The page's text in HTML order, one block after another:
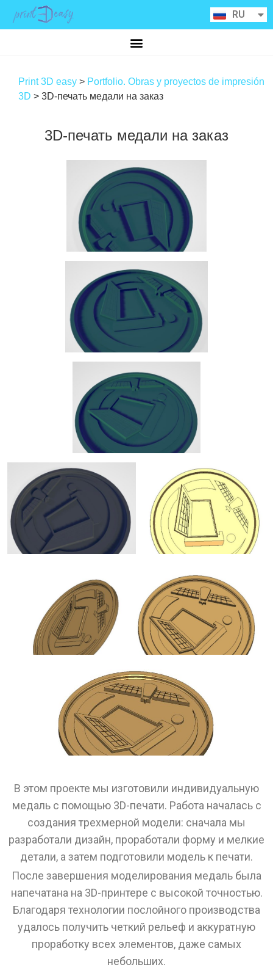
RU
ES
CA
Print 3D easy > Portfolio. Obras y proyectos de impresión
3D > 3D-печать медали на заказ
3D-печать медали на заказ
В этом проекте мы изготовили индивидуальную
медаль с помощью 3D-печати. Работа началась с
создания трехмерной модели: сначала мы
разработали дизайн, проработали форму и мелкие
детали, а затем подготовили модель к печати.
После завершения моделирования медаль была
напечатана на 3D-принтере с высокой точностью.
Благодаря технологии послойного производства
удалось получить четкий рельеф и аккуратную
проработку всех элементов, даже самых
небольших.